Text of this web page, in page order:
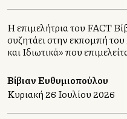
Η επιμελήτρια του FACT
συζητάει στην εκπομπή
και Ιδιωτικά» που
Χριστοφιλοπούλου και
Βίβιαν Ευθυμιοπούλου
Κυριακή 26 Ιουλίου 2026